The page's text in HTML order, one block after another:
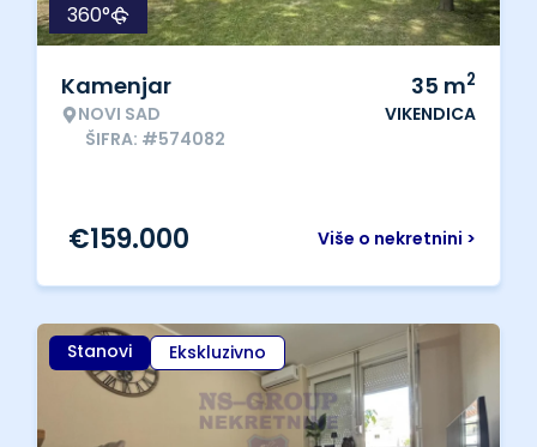
360°
Kamenjar
NOVI SAD
ŠIFRA: #574082
35 m2
VIKENDICA
Više o nekretnini >
€159.000
Stanovi Ekskluzivno